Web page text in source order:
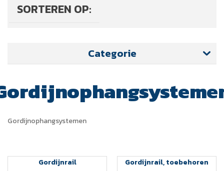
SORTEREN OP:
Categorie
Gordijnophangsystemen
Gordijnrail Gordijnrail, toebehoren